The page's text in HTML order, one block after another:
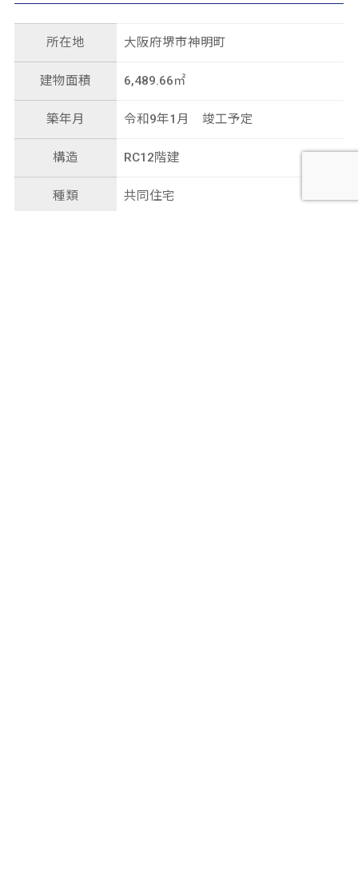
所在地 大阪府堺市神明町
建物面積 6,489.66㎡
築年月 令和9年1月 竣工予定
構造 RC12階建
種類 共同住宅